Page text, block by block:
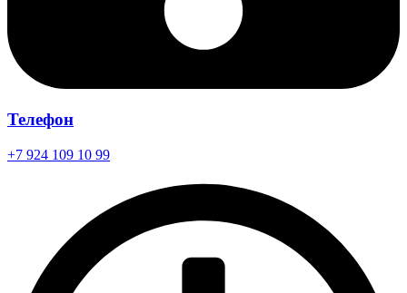
Телефон
+7 924 109 10 99